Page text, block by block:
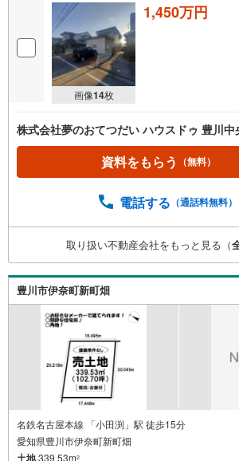
画像14枚
1,450万円
株式会社夢のおてつだい ハウスドゥ 豊川中
資料をもらう （無料）
電話する （通話料無料）
取り扱い不動産会社をもっと見る（
豊川市伊奈町新町畑
名鉄名古屋本線 「小田渕」駅 徒歩15分
愛知県豊川市伊奈町新町畑
土地339.53m2